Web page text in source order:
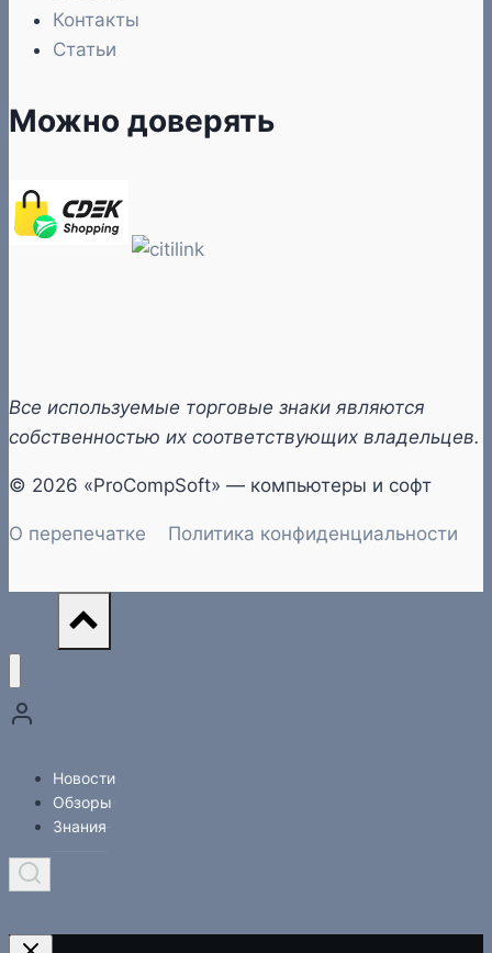
Контакты
Статьи
Можно доверять
Все используемые торговые знаки являются
собственностью их соответствующих владельцев.
© 2026 «ProCompSoft» — компьютеры и софт
О перепечатке Политика конфиденциальности
Новости
Обзоры
Знания